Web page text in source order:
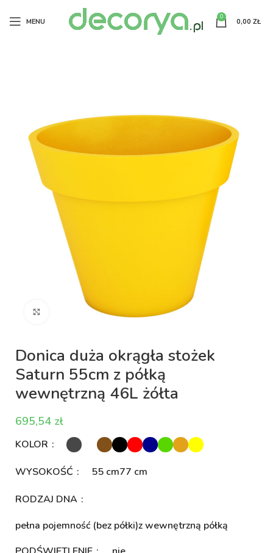
MENU
0
0,00 ZŁ
Kliknij aby powiększyć
Donica duża okrągła stożek
Saturn 55cm z półką
wewnętrzną 46L żółta
zł
KOLOR
WYSOKOŚĆ 55 cm77 cm
RODZAJ DNA
pełna pojemność (bez półki)z wewnętrzną półką